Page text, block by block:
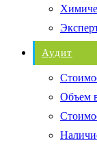
Аудит
Объем